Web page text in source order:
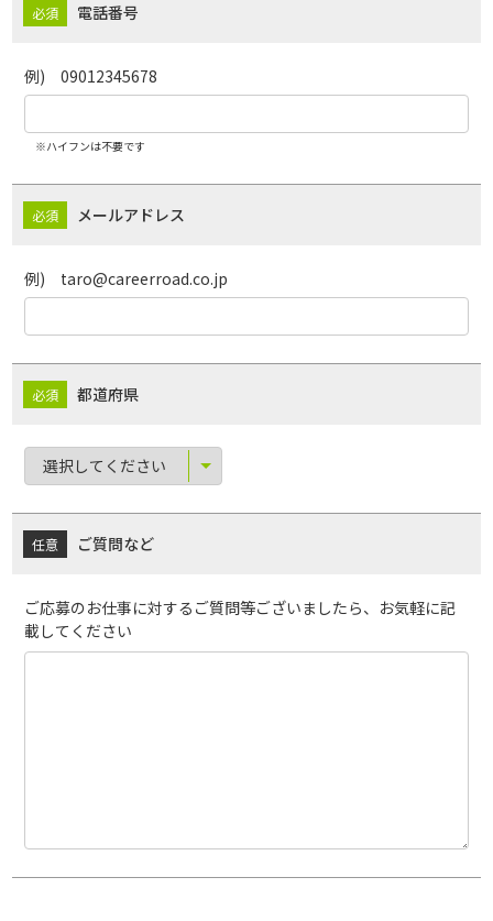
電話番号
例) 09012345678
※ハイフンは不要です
メールアドレス
例) taro@careerroad.co.jp
都道府県
ご質問など
ご応募のお仕事に対するご質問等ございましたら、お気軽に記
載してください